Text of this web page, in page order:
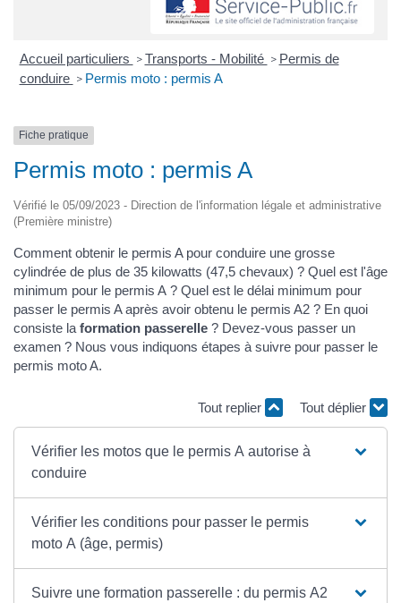
Accueil particuliers > Transports - Mobilité > Permis de
conduire > Permis moto : permis A
Fiche pratique
Permis moto : permis A
Vérifié le 05/09/2023 - Direction de l'information légale et administrative
(Première ministre)
Comment obtenir le permis A pour conduire une grosse
cylindrée de plus de 35 kilowatts (47,5 chevaux) ? Quel est l'âge
minimum pour le permis A ? Quel est le délai minimum pour
passer le permis A après avoir obtenu le permis A2 ? En quoi
consiste la formation passerelle ? Devez-vous passer un
examen ? Nous vous indiquons étapes à suivre pour passer le
permis moto A.
Tout replier Tout déplier
Vérifier les motos que le permis A autorise à
conduire
Vérifier les conditions pour passer le permis
moto A (âge, permis)
Suivre une formation passerelle : du permis A2